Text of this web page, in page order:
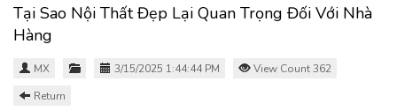
Tại Sao Nội Thất Đẹp Lại Quan Trọng Đối Với Nhà
Hàng
MX 3/15/2025 1:44:44 PM
View Count 362
Return